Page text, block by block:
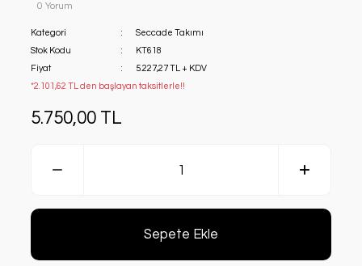
0 Yorum
Kategori
Seccade Takımı
Stok Kodu
KT618
Fiyat
5.227,27 TL + KDV
*2.101,62 TL den başlayan taksitlerle!!
5.750,00 TL
Sepete Ekle